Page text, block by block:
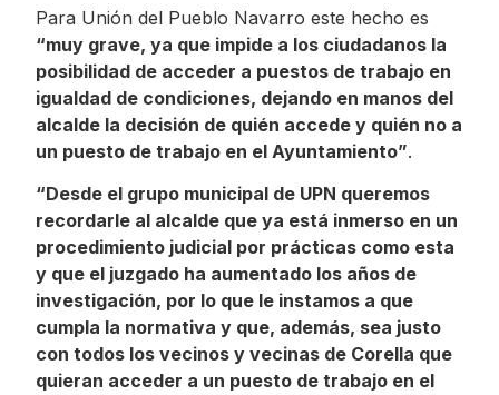
Para Unión del Pueblo Navarro este hecho es
“muy grave, ya que impide a los ciudadanos la
posibilidad de acceder a puestos de trabajo en
igualdad de condiciones, dejando en manos del
alcalde la decisión de quién accede y quién no a
un puesto de trabajo en el Ayuntamiento”.
“Desde el grupo municipal de UPN queremos
recordarle al alcalde que ya está inmerso en un
procedimiento judicial por prácticas como esta
y que el juzgado ha aumentado los años de
investigación, por lo que le instamos a que
cumpla la normativa y que, además, sea justo
con todos los vecinos y vecinas de Corella que
quieran acceder a un puesto de trabajo en el